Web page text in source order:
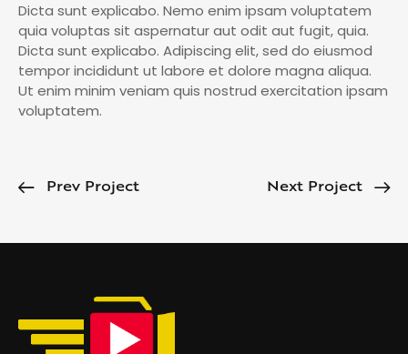
Dicta sunt explicabo. Nemo enim ipsam voluptatem
quia voluptas sit aspernatur aut odit aut fugit, quia.
Dicta sunt explicabo. Adipiscing elit, sed do eiusmod
tempor incididunt ut labore et dolore magna aliqua.
Ut enim minim veniam quis nostrud exercitation ipsam
voluptatem.
Prev Project Next Project